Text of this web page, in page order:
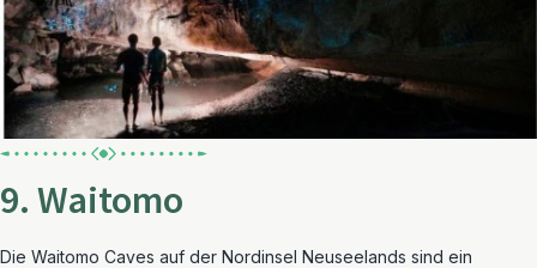
9. Waitomo
Die Waitomo Caves auf der Nordinsel Neuseelands sind ein